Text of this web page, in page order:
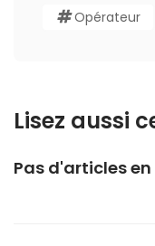
Opérateur
Lisez aussi
Pas d'articles